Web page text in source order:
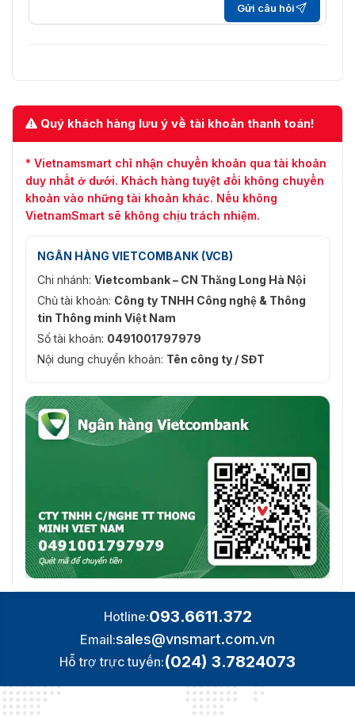
Gửi câu hỏi
Quý khách hàng lưu ý về tài khoản thanh toán!
* Vietnamsmart chỉ nhận chuyển khoản qua tài khoản
duy nhất ở dưới. Khách hàng tuyệt đối không chuyển
khoản vào những tài khoản khác. Nếu không
VietnamSmart sẽ không chịu trách nhiệm.
NGÂN HÀNG VIETCOMBANK (VCB)
Chi nhánh: Vietcombank – CN Thăng Long Hà Nội
Chủ tài khoản: Công ty TNHH Công nghệ & Thông
tin Thông minh Việt Nam
Số tài khoản: 0491001797979
Nội dung chuyển khoản: Tên công ty / SĐT
Hotline:093.6611.372
Email:sales@vnsmart.com.vn
Hỗ trợ trực tuyến:(024) 3.7824073